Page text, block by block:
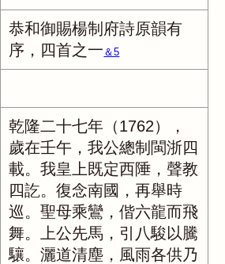
恭和御賜楊制府詩原韻有
序，四首之一 ＆5
乾隆二十七年（1762），
歲在壬午，我公總制閩浙四
載。我皇上既定西陲，聲教
四訖。復念南國，再舉時
巡。聖母乘鸞，偕六龍而飛
舞。上公先馬，引八駿以騰
驤。灑道清塵，風雨各供乃